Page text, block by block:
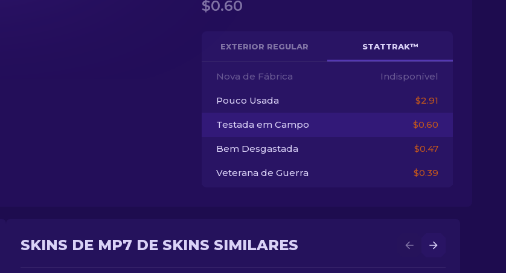
$0.60
EXTERIOR REGULAR STATTRAK™
Nova de Fábrica Indisponível
Pouco Usada $2.91
Testada em Campo $0.60
Bem Desgastada $0.47
Veterana de Guerra $0.39
SKINS DE MP7 DE SKINS SIMILARES